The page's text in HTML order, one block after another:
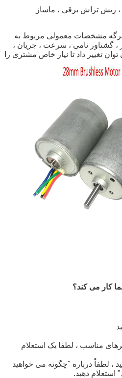
تراش برقی ، ماساژ
برگه مشخصات معمولی مربوط به
گشتاور نامی ، سرعت ، جریان ،
تغییر داد تا نیاز خاص مشتری را
کار می کند؟
مناسب ، لطفا یک استعلام
، لطفاً درباره "چگونه می خواهید
استعلام دهید.